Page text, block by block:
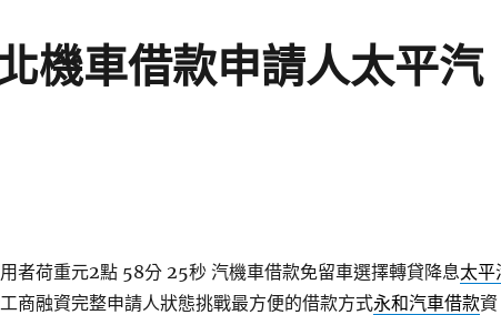
機車借款申請人太平汽
者荷重元2點 58分 25秒汽機車借款免留車選擇轉貸降息太平
商融資完整申請人狀態挑戰最方便的借款方式永和汽車借款資